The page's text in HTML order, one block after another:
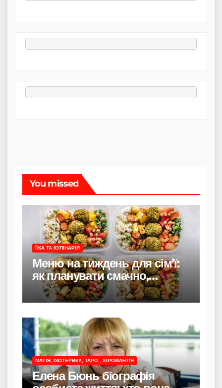
You missed
ЇЖА ТА КУЛІНАРІЯ
Меню на тиждень для сім’ї:
як планувати смачно,
економно і без стресу
МАГІЯ, ІЗОТЕРИКА, ТАРО , ХІРОМАНТІЯ
Елена Бюнь біографія